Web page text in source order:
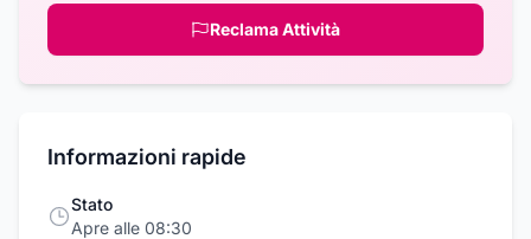
Reclama Attività
Informazioni rapide
Stato
Apre alle 08:30